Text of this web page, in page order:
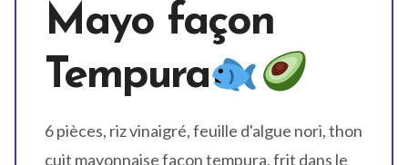
Mayo façon
Tempura
6 pièces, riz vinaigré, feuille d'algue nori, thon
cuit mayonnaise façon tempura, frit dans le